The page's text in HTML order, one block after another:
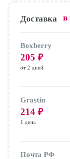
Доставка в
Boxberry
205 ₽
от 2 дней
Grastin
214 ₽
1 день
Почта РФ